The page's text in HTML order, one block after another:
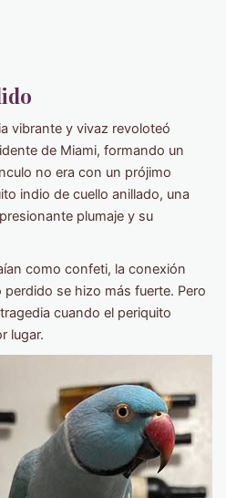
vibrante y vivaz revoloteó
de Miami, formando un
no era con un prójimo
indio de cuello anillado, una
plumaje y su
como confeti, la conexión
se hizo más fuerte. Pero
cuando el periquito
lugar.